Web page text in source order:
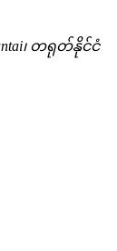
၊ တရုတ်နိုင်ငံ